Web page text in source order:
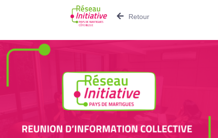
Retour